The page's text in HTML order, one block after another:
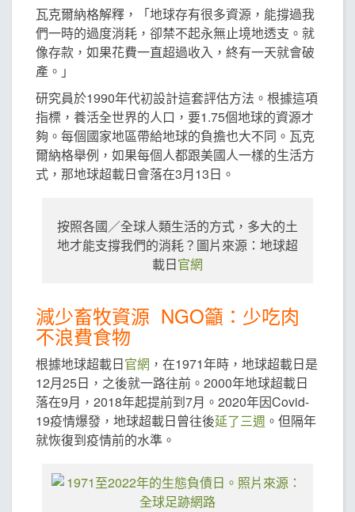
瓦克爾納格解釋，「地球存有很多資源，能撐過我
們一時的過度消耗，卻禁不起永無止境地透支。就
像存款，如果花費一直超過收入，終有一天就會破
產。」
研究員於1990年代初設計這套評估方法。根據這項
指標，養活全世界的人口，要1.75個地球的資源才
夠。每個國家地區帶給地球的負擔也大不同。瓦克
爾納格舉例，如果每個人都跟美國人一樣的生活方
式，那地球超載日會落在3月13日。
按照各國／全球人類生活的方式，多大的土
地才能支撐我們的消耗？圖片來源：地球超
載日官網
減少畜牧資源 NGO籲：少吃肉
不浪費食物
根據地球超載日官網 ，在1971年時，地球超載日是
12月25日，之後就一路往前。2000年地球超載日
落在9月，2018年起提前到7月。2020年因Covid-
19疫情爆發，地球超載日曾往後延了三週 。但隔年
就恢復到疫情前的水準。